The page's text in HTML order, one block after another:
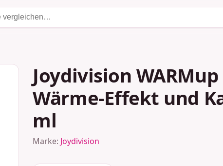
Joydivision
Wärme-Effekt und
ml
Marke: Joydivision